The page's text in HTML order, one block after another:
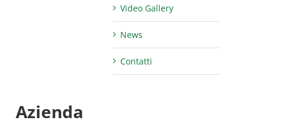
Video Gallery
News
Contatti
Azienda